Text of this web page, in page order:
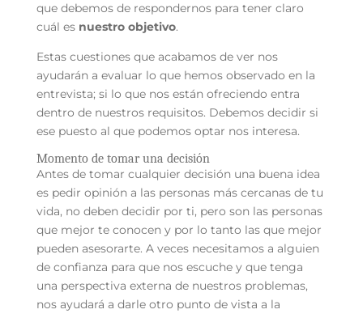
que debemos de respondernos para tener claro
cuál es nuestro objetivo.
Estas cuestiones que acabamos de ver nos
ayudarán a evaluar lo que hemos observado en la
entrevista; si lo que nos están ofreciendo entra
dentro de nuestros requisitos. Debemos decidir si
ese puesto al que podemos optar nos interesa.
Momento de tomar una decisión
Antes de tomar cualquier decisión una buena idea
es pedir opinión a las personas más cercanas de tu
vida, no deben decidir por ti, pero son las personas
que mejor te conocen y por lo tanto las que mejor
pueden asesorarte. A veces necesitamos a alguien
de confianza para que nos escuche y que tenga
una perspectiva externa de nuestros problemas,
nos ayudará a darle otro punto de vista a la